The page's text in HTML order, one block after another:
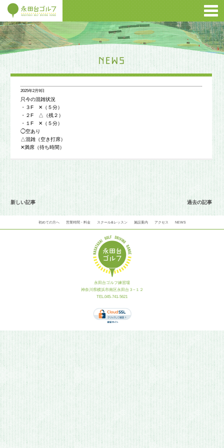
2025年2月9日
只今の混雑状況
・３F ✕（５分）
・２F △（残２）
・１F ✕（５分）
◯空あり
△混雑（空き打席）
✕満席（待ち時間）
新しい記事 過去の記事
初めての方へ 営業時間・料金 スクール&レッスン 施設案内 アクセス NEWS
永田台ゴルフ練習場
神奈川県横浜市南区永田台３−１２
TEL.045-741-5621